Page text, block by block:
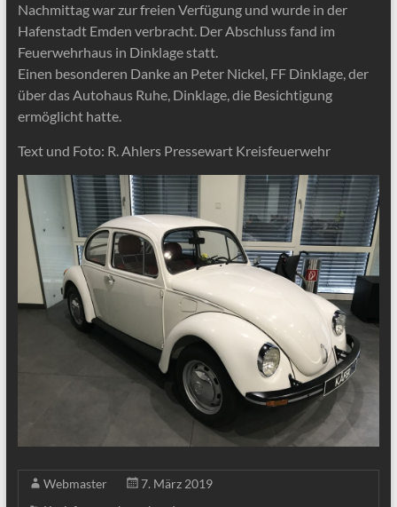
Nachmittag war zur freien Verfügung und wurde in der
Hafenstadt Emden verbracht. Der Abschluss fand im
Feuerwehrhaus in Dinklage statt.
Einen besonderen Danke an Peter Nickel, FF Dinklage, der
über das Autohaus Ruhe, Dinklage, die Besichtigung
ermöglicht hatte.
Text und Foto: R. Ahlers Pressewart Kreisfeuerwehr
Webmaster
7. März 2019